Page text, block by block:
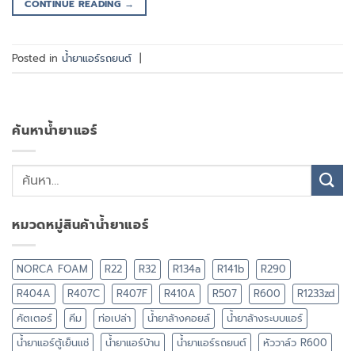
CONTINUE READING →
Posted in น้ำยาแอร์รถยนต์ |
ค้นหาน้ำยาแอร์
หมวดหมู่สินค้าน้ำยาแอร์
NORCA FOAM R22 R32 R134a R141b
R290
R404A
R407C R407F R410A R507 R600
R1233zd
คัตเตอร์
คีม ท่อเปล่า น้ำยาล้างคอยล์
น้ำยาล้างระบบแอร์
น้ำยาแอร์ตู้เย็นแช่
น้ำยาแอร์บ้าน น้ำยาแอร์รถยนต์
หัววาล์ว R600